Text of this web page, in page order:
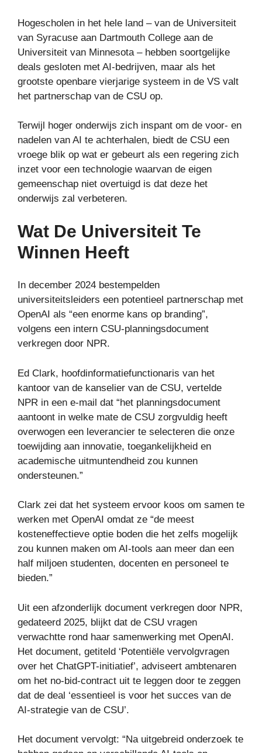
Hogescholen in het hele land – van de Universiteit
van Syracuse aan Dartmouth College aan de
Universiteit van Minnesota – hebben soortgelijke
deals gesloten met AI-bedrijven, maar als het
grootste openbare vierjarige systeem in de VS valt
het partnerschap van de CSU op.
Terwijl hoger onderwijs zich inspant om de voor- en
nadelen van AI te achterhalen, biedt de CSU een
vroege blik op wat er gebeurt als een regering zich
inzet voor een technologie waarvan de eigen
gemeenschap niet overtuigd is dat deze het
onderwijs zal verbeteren.
Wat De Universiteit Te
Winnen Heeft
In december 2024 bestempelden
universiteitsleiders een potentieel partnerschap met
OpenAI als “een enorme kans op branding”,
volgens een intern CSU-planningsdocument
verkregen door NPR.
Ed Clark, hoofdinformatiefunctionaris van het
kantoor van de kanselier van de CSU, vertelde
NPR in een e-mail dat “het planningsdocument
aantoont in welke mate de CSU zorgvuldig heeft
overwogen een leverancier te selecteren die onze
toewijding aan innovatie, toegankelijkheid en
academische uitmuntendheid zou kunnen
ondersteunen.”
Clark zei dat het systeem ervoor koos om samen te
werken met OpenAI omdat ze “de meest
kosteneffectieve optie boden die het zelfs mogelijk
zou kunnen maken om AI-tools aan meer dan een
half miljoen studenten, docenten en personeel te
bieden.”
Uit een afzonderlijk document verkregen door NPR,
gedateerd 2025, blijkt dat de CSU vragen
verwachtte rond haar samenwerking met OpenAI.
Het document, getiteld ‘Potentiële vervolgvragen
over het ChatGPT-initiatief’, adviseert ambtenaren
om het no-bid-contract uit te leggen door te zeggen
dat de deal ‘essentieel is voor het succes van de
AI-strategie van de CSU’.
Het document vervolgt: “Na uitgebreid onderzoek te